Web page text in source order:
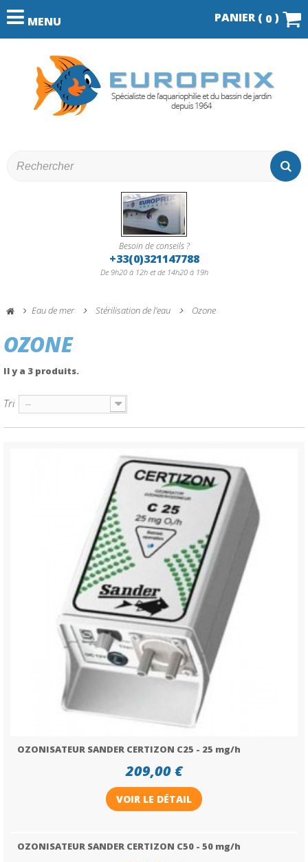
MENU PANIER ( 0 )
Besoin de conseils ?
+33(0)321147788
De 9h20 à 12h et de 14h20 à 19h
Eau de mer Stérilisation de l'eau Ozone
OZONE
Il y a 3 produits.
Tri --
OZONISATEUR SANDER CERTIZON C25 - 25 mg/h
209,00 €
VOIR LE DÉTAIL
OZONISATEUR SANDER CERTIZON C50 - 50 mg/h